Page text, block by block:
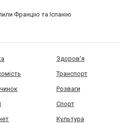
Францію та Іспанію
Здоров'я
Транспорт
Розваги
Спорт
Культура